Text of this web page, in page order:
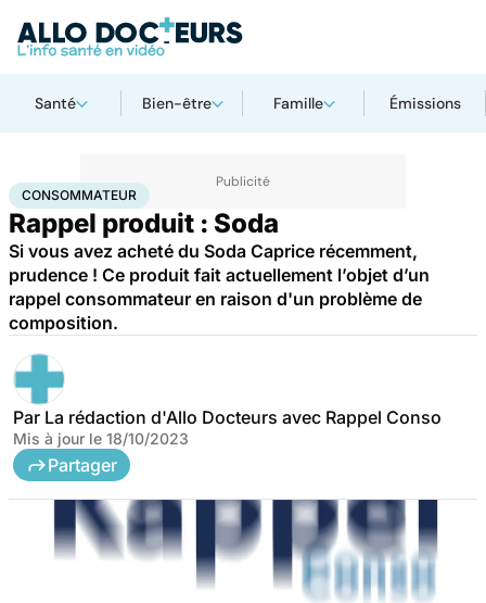
Santé Bien-être Famille Émissions
AccueilSantéConsommateur
CONSOMMATEUR
Rappel produit : Soda
Si vous avez acheté du Soda Caprice récemment,
prudence ! Ce produit fait actuellement l’objet d’un
rappel consommateur en raison d'un problème de
composition.
Par La rédaction d'Allo Docteurs avec Rappel Conso
Mis à jour le 18/10/2023
Partager